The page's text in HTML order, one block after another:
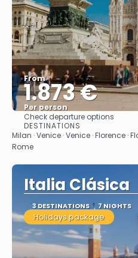
From
1.873 €
Per person
Check departure options
DESTINATIONS
Milan · Venice · Venice · Florence ·
Rome
Italia Clásica
3 DESTINATIONS 7 NIGHTS
Holidays package